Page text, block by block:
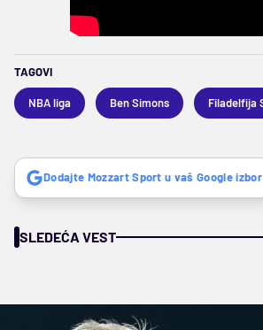
TAGOVI
NBA liga Ben Simons
Dodajte Mozzart Sport u vaš Google izbor
SLEDEĆA VEST